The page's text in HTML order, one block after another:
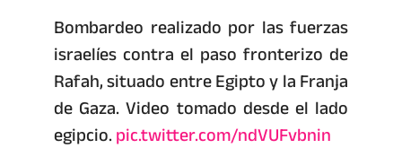
Bombardeo realizado por las fuerzas
israelíes contra el paso fronterizo de
Rafah, situado entre Egipto y la Franja
de Gaza. Video tomado desde el lado
egipcio.pic.twitter.com/ndVUFvbnin